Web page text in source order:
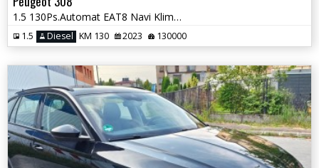
1.5 130Ps.Automat EAT8 Navi Klimatronic Grzane Fotele 2023
1.5 Diesel KM 130 2023 130000